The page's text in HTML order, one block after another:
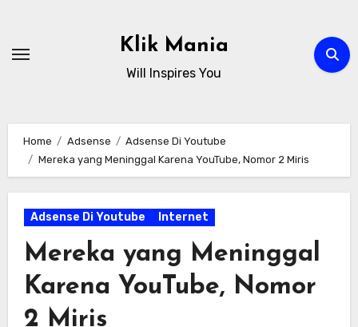
content
Klik Mania
Will Inspires You
Home Adsense
Adsense Di Youtube
Mereka yang Meninggal Karena YouTube, Nomor 2 Miris
Adsense Di Youtube Internet
Mereka yang Meninggal
Karena YouTube, Nomor
2 Miris